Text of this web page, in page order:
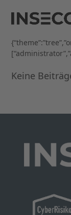
content
mobile
menu
mobile
menu
Keine